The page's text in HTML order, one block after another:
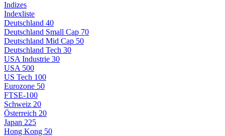
Indizes
Indexliste
Deutschland 40
Deutschland Small Cap 70
Deutschland Mid Cap 50
Deutschland Tech 30
USA Industrie 30
USA 500
US Tech 100
Eurozone 50
FTSE-100
Schweiz 20
Österreich 20
Japan 225
Hong Kong 50